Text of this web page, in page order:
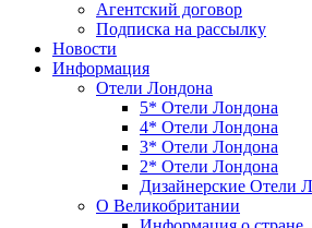
Агентский договор
Подписка на рассылку
Новости
Информация
Отели Лондона
5* Отели Лондона
4* Отели Лондона
3* Отели Лондона
2* Отели Лондона
Дизайнерские Отели
О Великобритании